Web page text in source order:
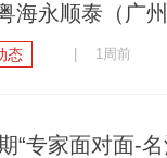
海永顺泰（广
态 | 1周前
“专家面对面-